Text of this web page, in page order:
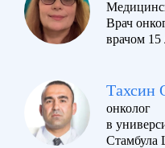
Врач
врачом 15
Тахсин
онколог
в
Стамбула